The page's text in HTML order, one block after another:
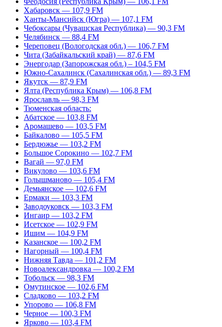
Хабаровск — 107,9 FM
Ханты-Мансийск (Югра) — 107,1 FM
Чебоксары (Чувашская Республика) — 90,3 FM
Челябинск — 88,4 FM
Череповец (Вологодская обл.) — 106,7 FM
Чита (Забайкальский край) — 87,6 FM
Энергодар (Запорожская обл.) – 104,5 FM
Южно-Сахалинск (Сахалинская обл.) — 89,3 FM
Якутск — 87,9 FM
Ялта (Республика Крым) — 106,8 FM
Ярославль — 98,3 FM
Тюменская область:
Абатское — 103,8 FM
Аромашево — 103,5 FM
Байкалово — 105,5 FM
Бердюжье — 103,2 FM
Большое Сорокино — 102,7 FM
Вагай — 97,0 FM
Викулово — 103,6 FM
Голышманово — 105,4 FM
Демьянское — 102,6 FM
Ермаки — 103,3 FM
Заводоуковск — 103,3 FM
Ингаир — 103,2 FM
Исетское — 102,9 FM
Ишим — 104,9 FM
Казанское — 100,2 FM
Нагорный — 100,4 FM
Нижняя Тавда — 101,2 FM
Новоалександровка — 100,2 FM
Тобольск — 98,3 FM
Омутинское — 102,6 FM
Сладково — 103,2 FM
Упорово — 106,8 FM
Черное — 100,3 FM
Ярково — 103,4 FM